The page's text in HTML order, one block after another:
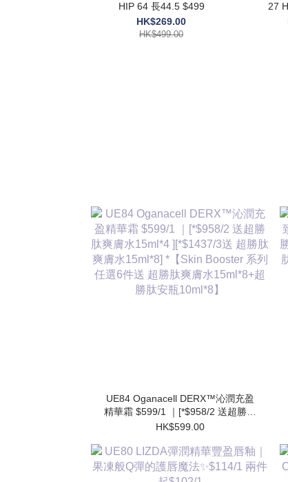
HIP 64 長44.5 $499
HK$269.00
HK$499.00
27
UE84 Oganacell DERX™沁潤充盈
精華霜 $599/1 ｜[*$958/2 送超勝肽
爽膚水15ml*4 ][*$1437/3送 超勝肽
任選6件送 超勝肽爽膚水15ml*8+超
勝肽安瓶10ml*8】
HK$599.00